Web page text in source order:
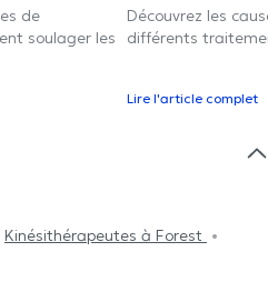
de
soulager les
Découvrez les
différents
Lire l'article complet
Kinésithérapeutes à Forest